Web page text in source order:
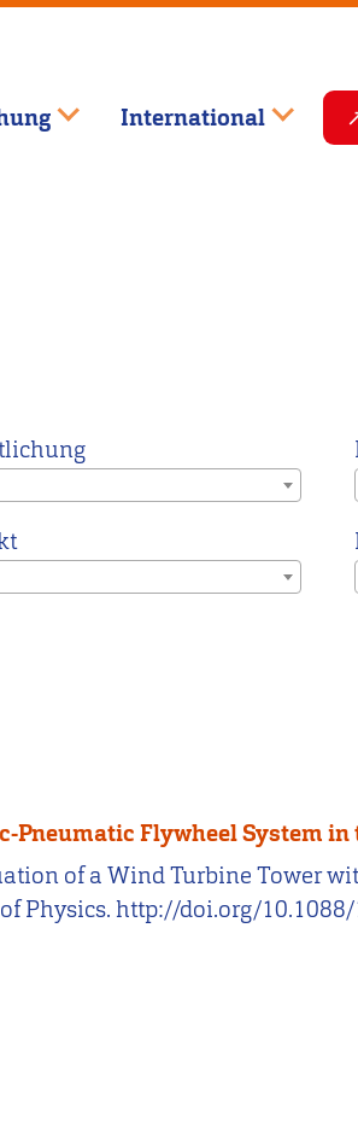
International
Pneumatic Flywheel System in
of a Wind Turbine
of Physics. http://doi.org/